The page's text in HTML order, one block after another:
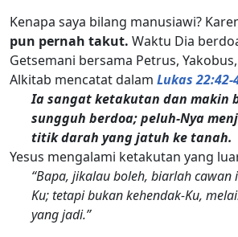
Kenapa saya bilang manusiawi?
pun pernah takut. Waktu Dia
Getsemani bersama Petrus,
Alkitab mencatat dalam Lukas 22:42-
Ia sangat ketakutan dan makin
sungguh berdoa; peluh-Nya
titik darah yang jatuh ke tanah.
Yesus mengalami ketakutan yang
“Bapa, jikalau boleh, biarlah
Ku; tetapi bukan kehendak-Ku,
yang jadi.”